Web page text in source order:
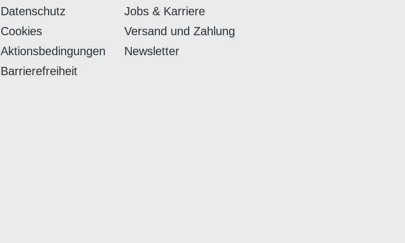
Datenschutz
Cookies
Aktionsbedingungen
Barrierefreiheit
Jobs & Karriere
Versand und Zahlung
Newsletter